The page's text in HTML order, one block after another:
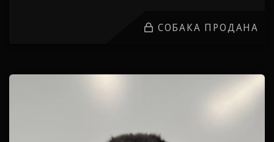
СОБАКА ПРОДАНА